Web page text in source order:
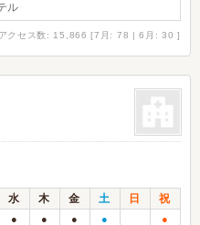
ル
アクセス数: 15,866 [7月: 78 | 6月: 30 ]
水 木 金 土 日
祝
● ● ● ● ●